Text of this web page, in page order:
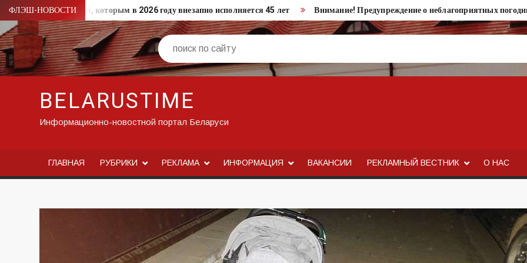
Перейти
к
содержимому
ФЛЭШ-НОВОСТИ
13 известных людей, которым в 2026 году внезапно исполняется 45 лет Внимание! Предупреждение о неблагоприятных
Поиск
BELARUSTIME
Информационно-новостной портал Беларуси
ГЛАВНАЯ РУБРИКИ РЕКЛАМА ИНФОРМАЦИЯ ВАКАНСИИ РЕКЛАМНЫЙ ВЕСТНИК О НАС